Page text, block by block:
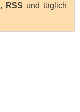
, RSS und täglich